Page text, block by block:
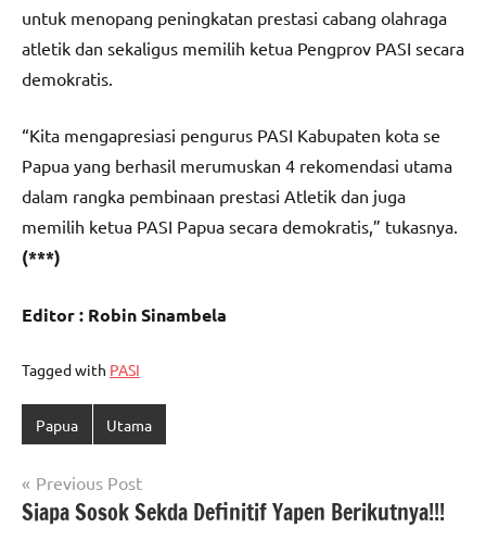
untuk menopang peningkatan prestasi cabang olahraga
atletik dan sekaligus memilih ketua Pengprov PASI secara
demokratis.
“Kita mengapresiasi pengurus PASI Kabupaten kota se
Papua yang berhasil merumuskan 4 rekomendasi utama
dalam rangka pembinaan prestasi Atletik dan juga
memilih ketua PASI Papua secara demokratis,” tukasnya.
(***)
Editor : Robin Sinambela
Tagged with PASI
Papua Utama
Navigasi
pos
Previous Post
Siapa Sosok Sekda Definitif Yapen Berikutnya!!!